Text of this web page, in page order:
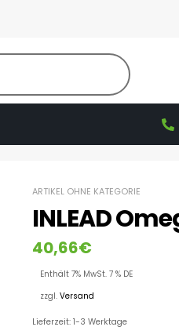
ARTIKEL OHNE KATEGORIE
INLEAD
40,66€
Enthält 7% MwSt. 7 % DE
zzgl. Versand
Lieferzeit: 1-3 Werktage